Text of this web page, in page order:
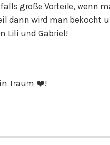
große Vorteile, wenn
dann wird man bekocht
Lili und Gabriel!
Traum ❤️!